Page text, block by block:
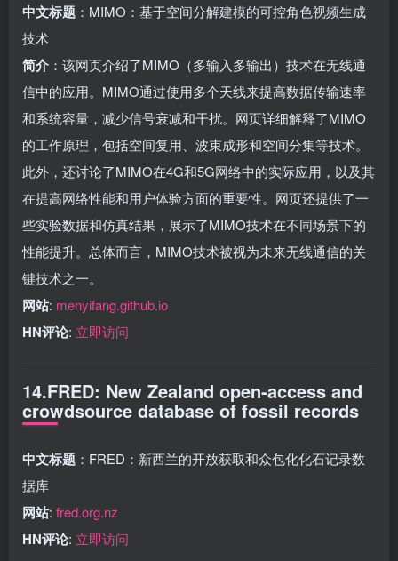
中文标题 ：MIMO：基于空间分解建模的可控角色视频生成
技术
简介 ：该网页介绍了MIMO（多输入多输出）技术在无线通
信中的应用。MIMO通过使用多个天线来提高数据传输速率
和系统容量，减少信号衰减和干扰。网页详细解释了MIMO
的工作原理，包括空间复用、波束成形和空间分集等技术。
此外，还讨论了MIMO在4G和5G网络中的实际应用，以及其
在提高网络性能和用户体验方面的重要性。网页还提供了一
些实验数据和仿真结果，展示了MIMO技术在不同场景下的
性能提升。总体而言，MIMO技术被视为未来无线通信的关
键技术之一。
网站: menyifang.github.io
HN评论: 立即访问
14.FRED: New Zealand open-access and
crowdsource database of fossil records
中文标题 ：FRED：新西兰的开放获取和众包化化石记录数
据库
网站: fred.org.nz
HN评论: 立即访问